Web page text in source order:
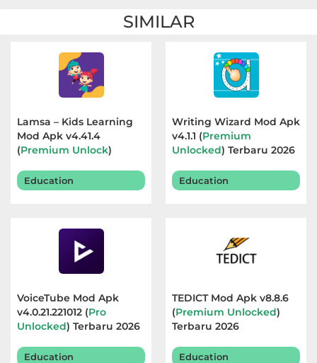
SIMILAR
Lamsa – Kids Learning
Mod Apk v4.41.4
(Premium Unlock)
Education
Writing Wizard Mod Apk
v4.1.1 (Premium
Unlocked) Terbaru 2026
Education
VoiceTube Mod Apk
v4.0.21.221012 (Pro
Unlocked) Terbaru 2026
Education
TEDICT Mod Apk v8.8.6
(Premium Unlocked)
Terbaru 2026
Education